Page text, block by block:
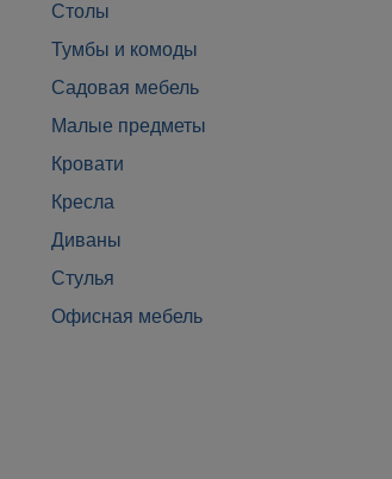
Столы
Тумбы и комоды
Садовая мебель
Малые предметы
Кровати
Кресла
Диваны
Стулья
Офисная мебель